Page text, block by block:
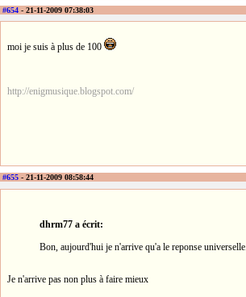
#654 - 21-11-2009 07:38:03
moi je suis à plus de 100
http://enigmusique.blogspot.com/
#655 - 21-11-2009 08:58:44
dhrm77 a écrit:
Bon, aujourd'hui je n'arrive qu'a le reponse universelle.
Je n'arrive pas non plus à faire mieux